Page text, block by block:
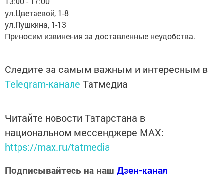
ул.Цветаевой, 1-8
ул.Пушкина, 1-13
Приносим извинения за доставленные неудобства.
Следите за самым важным и интересным в
Telegram-канале Татмедиа
Читайте новости Татарстана в
национальном мессенджере MАХ:
https://max.ru/tatmedia
Подписывайтесь на наш Дзен-канал